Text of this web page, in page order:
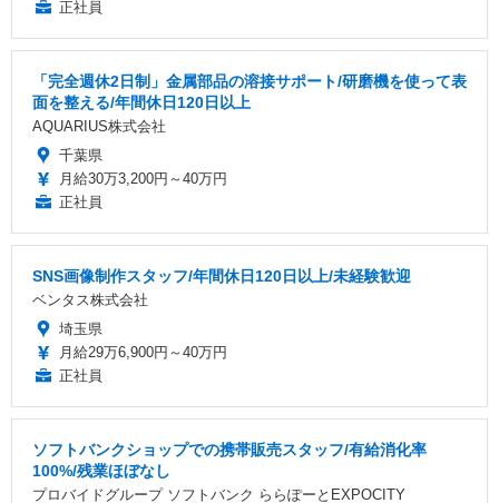
正社員
「完全週休2日制」金属部品の溶接サポート/研磨機を使って表
面を整える/年間休日120日以上
AQUARIUS株式会社
千葉県
月給30万3,200円～40万円
正社員
SNS画像制作スタッフ/年間休日120日以上/未経験歓迎
ベンタス株式会社
埼玉県
月給29万6,900円～40万円
正社員
ソフトバンクショップでの携帯販売スタッフ/有給消化率
100%/残業ほぼなし
プロバイドグループ ソフトバンク ららぽーとEXPOCITY